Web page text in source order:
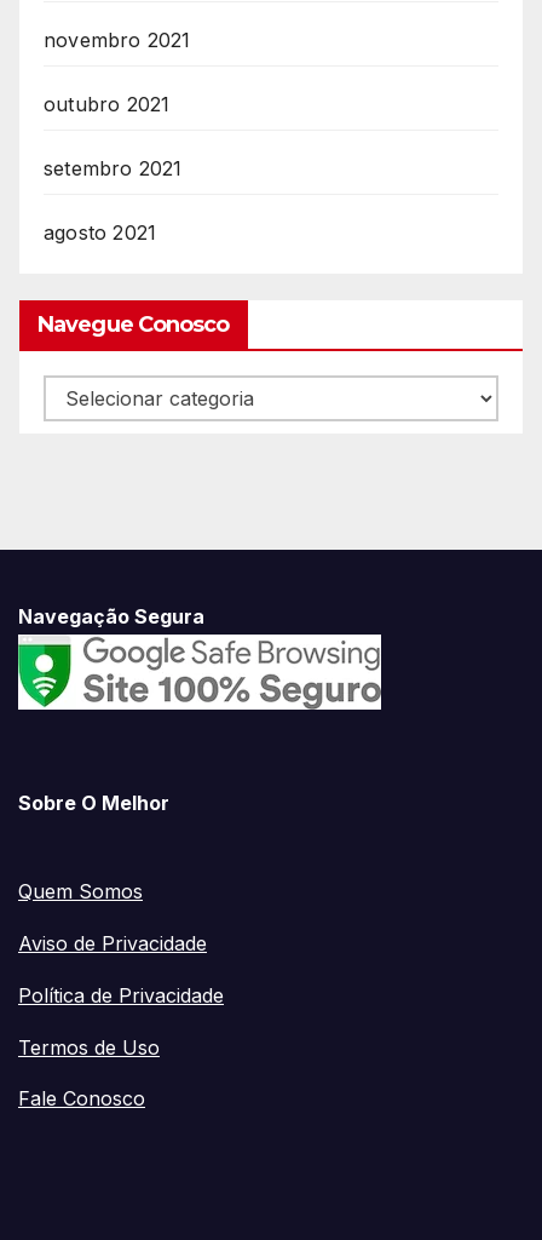
novembro 2021
outubro 2021
setembro 2021
agosto 2021
Navegue Conosco
Navegue
Conosco
Navegação Segura
Sobre O Melhor
Quem Somos
Aviso de Privacidade
Política de Privacidade
Termos de Uso
Fale Conosco